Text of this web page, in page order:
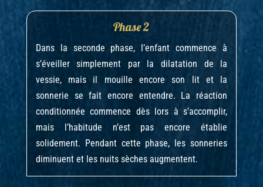
Phase 2
Dans la seconde phase, l’enfant commence à
s’éveiller simplement par la dilatation de la
vessie, mais il mouille encore son lit et la
sonnerie se fait encore entendre. La réaction
conditionnée commence dès lors à s’accomplir,
mais l’habitude n’est pas encore établie
solidement. Pendant cette phase, les sonneries
diminuent et les nuits sèches augmentent.